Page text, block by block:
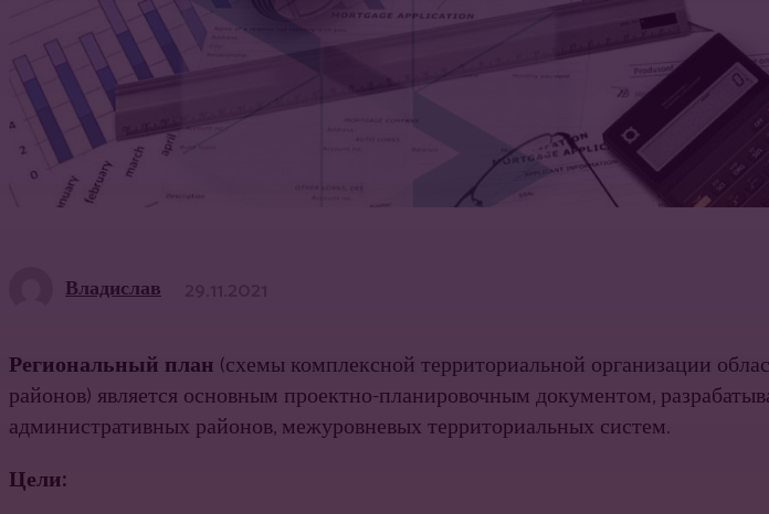
Владислав
Региональный план (схемы комплексной терри­ториальной организации
районов) является основным про­ектно-планировочным документом,
административных районов, межуровневых территориальных систем.
Цели: